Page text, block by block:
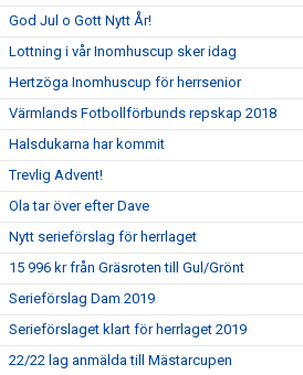
God Jul o Gott Nytt År!
Lottning i vår Inomhuscup sker idag
Hertzöga Inomhuscup för herrsenior
Värmlands Fotbollförbunds repskap 2018
Halsdukarna har kommit
Trevlig Advent!
Ola tar över efter Dave
Nytt serieförslag för herrlaget
15 996 kr från Gräsroten till Gul/Grönt
Serieförslag Dam 2019
Serieförslaget klart för herrlaget 2019
22/22 lag anmälda till Mästarcupen